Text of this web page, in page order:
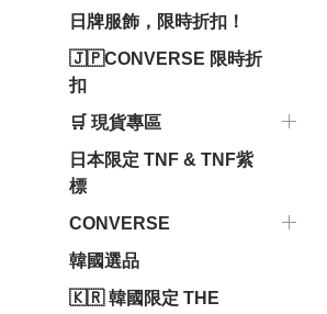
日牌服飾，限時折扣！
🇯🇵CONVERSE 限時折
扣
🛒 現貨專區
日本限定 TNF & TNF紫
標
CONVERSE
韓國選品
🇰🇷 韓國限定 THE